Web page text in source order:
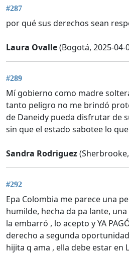
#287
por qué sus derechos sean
Laura Ovalle(Bogotá, 2025-04-
#289
Mí gobierno como madre
tanto peligro no me brindó
de Daneidy pueda disfrutar de
sin que el estado sabotee lo
Sandra Rodriguez
#292
Epa Colombia me parece una
humilde, hecha da pa lante,
la embarró , lo acepto y YA
derecho a segunda
hijita q ama , ella debe estar en